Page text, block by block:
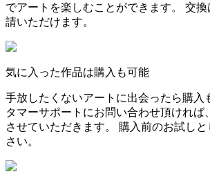
でアートを楽しむことができます。 交
請いただけます。
気に入った作品は購入も可能
手放したくないアートに出会ったら購入
タマーサポートにお問い合わせ頂ければ
させていただきます。 購入前のお試し
さい。